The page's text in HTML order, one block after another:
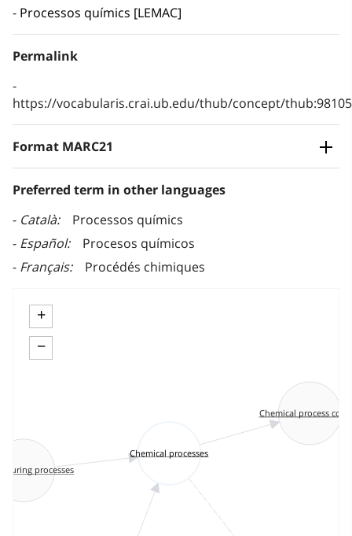
Processos químics [LEMAC]
Permalink
https://vocabularis.crai.ub.edu/thub/concept/
Format MARC21
Preferred term in other languages
Català
Processos químics
Español
Procesos químicos
Français
Procédés chimiques
+
−
Chemical processes
Chemical process
processes